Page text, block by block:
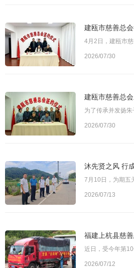
2026/07/30
2026/07/30
2026/07/13
2026/07/12